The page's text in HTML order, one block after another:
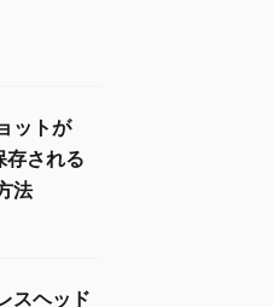
ットが
される
法
スヘッド